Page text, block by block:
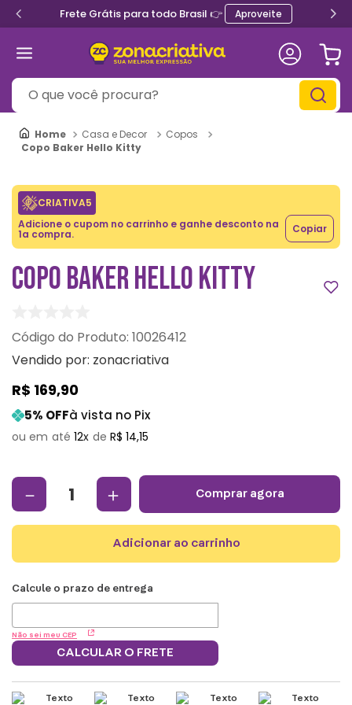
Frete Grátis para todo Brasil 👉 Aproveite
O que você procura?
Casa e Decor
Copos
Copo Baker Hello Kitty
CRIATIVA5
Adicione o cupom no carrinho e ganhe desconto na
1a compra. Copiar
COPO BAKER HELLO KITTY
: 10026412
Vendido por: zonacriativa
R$ 169,90
5% OFFà vista no Pix
12 R$ 14,15
＋
－ comprar agora
adicionar ao carrinho
Não sei meu CEP
CALCULAR O FRETE